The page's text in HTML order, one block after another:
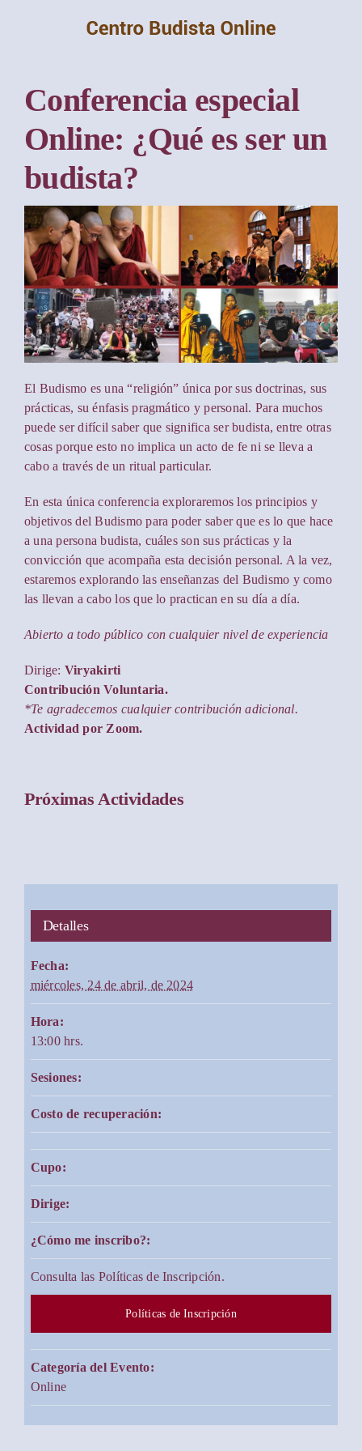
Conferencia especial
Online: ¿Qué es ser un
budista?
El Budismo es una “religión” única por sus doctrinas, sus
prácticas, su énfasis pragmático y personal. Para muchos
puede ser difícil saber que significa ser budista, entre otras
cosas porque esto no implica un acto de fe ni se lleva a
cabo a través de un ritual particular.
En esta única conferencia exploraremos los principios y
objetivos del Budismo para poder saber que es lo que hace
a una persona budista, cuáles son sus prácticas y la
convicción que acompaña esta decisión personal. A la vez,
estaremos explorando las enseñanzas del Budismo y como
las llevan a cabo los que lo practican en su día a día.
Abierto a todo público con cualquier nivel de experiencia
Dirige: Viryakirti
Contribución Voluntaria.
*Te agradecemos cualquier contribución adicional.
Actividad por Zoom.
Próximas Actividades
Detalles
Fecha:
miércoles, 24 de abril, de 2024
Hora:
13:00 hrs.
Sesiones:
Costo de recuperación:
Cupo:
Dirige:
¿Cómo me inscribo?:
Consulta las Políticas de Inscripción.
Políticas de Inscripción
Categoría del Evento:
Online